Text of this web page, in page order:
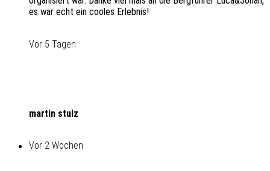
es war echt ein cooles Erlebnis!
Vor 5 Tagen
martin stulz
Vor 2 Wochen